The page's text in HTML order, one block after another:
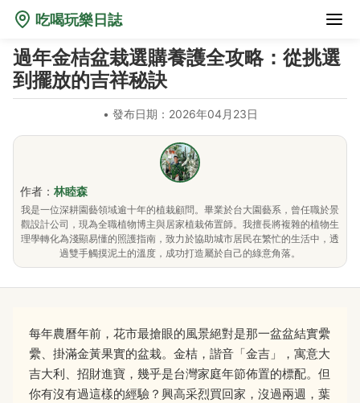
吃喝玩樂日誌
過年金桔盆栽選購養護全攻略：從挑選
到擺放的吉祥秘訣
• 發布日期：2026年04月23日
作者： 林睦森
我是一位深耕園藝領域逾十年的植栽顧問。畢業於台大園藝系，曾任職於景
觀設計公司，現為全職植物博主與居家植栽佈置師。我擅長將複雜的植物生
理學轉化為淺顯易懂的照護指南，致力於協助城市居民在繁忙的生活中，透
過雙手觸摸泥土的溫度，成功打造屬於自己的綠意角落。
每年農曆年前，花市最搶眼的風景絕對是那一盆盆結實纍
纍、掛滿金黃果實的盆栽。金桔，諧音「金吉」，寓意大
吉大利、招財進寶，幾乎是台灣家庭年節佈置的標配。但
你有沒有過這樣的經驗？興高采烈買回家，沒過兩週，葉